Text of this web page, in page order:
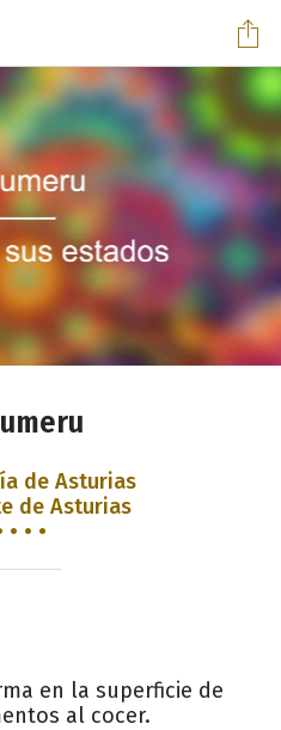
de Asturias
de Asturias
• • •
en la superficie de
al cocer.